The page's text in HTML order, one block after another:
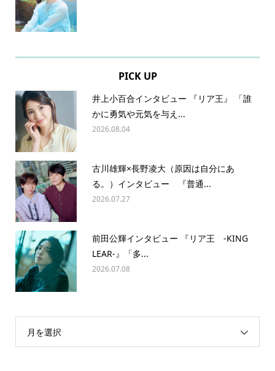
PICK UP
井上小百合インタビュー 『リア王』 「誰
かに勇気や元気を与え...
2026.08.04
古川雄輝×長野凌大（原因は自分にあ
る。）インタビュー 『普通...
2026.07.27
前田公輝インタビュー 『リア王 -KING
LEAR-』「多...
2026.07.08
月を選択